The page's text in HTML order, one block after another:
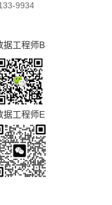
9934
据工程师B
据工程师E